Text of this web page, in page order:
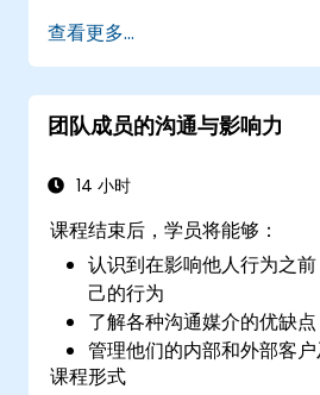
查看更多...
团队成员的沟通与影响力
14 小时
课程结束后，学员将能够：
认识到在影响他人行为之
己的行为
了解各种沟通媒介的优缺点
管理他们的内部和外部客
课程形式